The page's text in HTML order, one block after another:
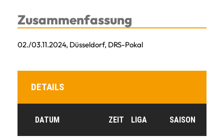
Zusammenfassung
02./03.11.2024, Düsseldorf, DRS-Pokal
DETAILS
DATUM ZEIT LIGA SAISON